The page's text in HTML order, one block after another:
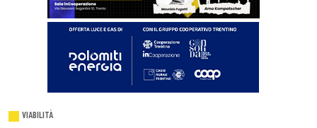
VIABILITÀ